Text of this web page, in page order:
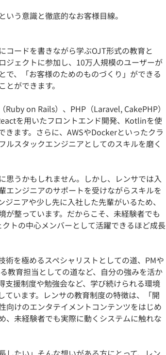
う意識と徹底的なお客様目線。
コードを書きながら学ぶOJT形式の教育と
ジェクトに参加し、10万人規模のユーザーが
、「お客様のためのものづくり」ができる
ができます。
on Rails）、PHP（Laravel, CakePHP）
を用いたフロントエンド開発、Kotlinを使
ます。さらに、AWSやDockerといったクラ
ルスタックエンジニアとしてのスキルを磨く
思うかもしれません。しかし、レンサでは入
エンジニアのサポートを受けながらスキルを
ニアや少し先に入社した先輩がいるため、
整っています。だからこそ、未経験者でも
トの中心メンバーとして活躍できるほど成長
を極めるスペシャリストとしての道、PMや
教育担当としての道など、自分の強みを活か
支援制度や勉強会など、学び続けられる環境
います。レンサの教育制度の特徴は、「開
向けのエンタテイメントコンテンツをはじめ
、未経験者でも実際に動くシステムに触れな